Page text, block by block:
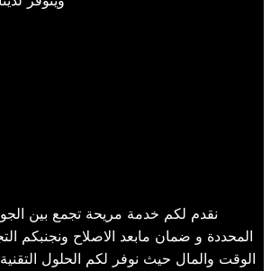
نقدم لكم خدمة مريحة تجمع بين
المحددة و ضمان مابعد الاصلاح ونجنبكم
الوقت والمال حيث نوفر لكم الحلول